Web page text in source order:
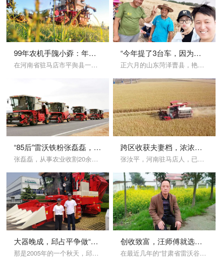
99年农机手隗小孬：年少时的梦想在田野绽放
在河南省驻马店市平舆县一块农田里，隗小孬哼着小曲，娴熟地驾驶着收割机收割作物，机械的轰鸣声渐渐传向远方……
“今年提了3台车，因为雷沃最让我放心的就是服务了！”
正六月的山东菏泽曹县，艳阳高照，此时，40度的艳阳天，天空中太阳散发出刺眼的光芒，田间的小路被晒的滚烫，在一片金黄的麦田上，留下雷沃谷神GE80S-H阵阵轰鸣声。
“85后”雷沃铁粉张磊磊，二十载携雷沃谷神跨区闯天下！
张磊磊，从事农业收割20余年，5月份出彩农机人——机收达人，全国各地长期进行跨区服务，跨区路线横跨湖北、河南、陕西、甘肃、新疆等地，现在仍在跨区收割的路上。
跨区收获夫妻档，浓浓雷沃谷神情
张汝平，河南驻马店人，已有12的农机经验。家里有两位年过花甲的老人和三个正...
大器晚成，邱占平争做“甘肃第一农机手”
那是2005年的一个秋天，邱占平吃完晚饭就回屋内躺下了，屋里灯光有些昏暗，...
创收致富，汪师傅就选雷沃谷神
在最近几年的“甘肃省雷沃谷神专业用户批量交机”活动中，总有一个高高瘦瘦的身...